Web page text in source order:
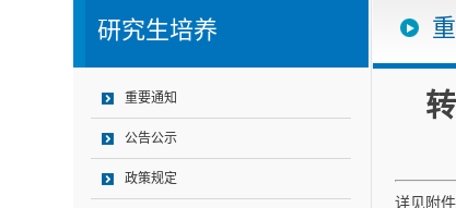
研究生培养
重要通知
公告公示
政策规定
详见附